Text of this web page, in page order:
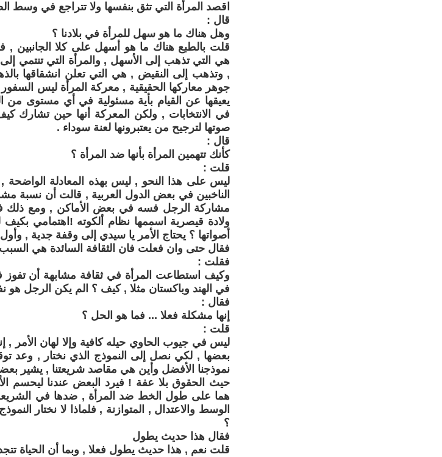
اقصد المرأة التي تثق بنفسها ولا تتراجع في وسط
قال :
وهل هناك ما هو سهل للمرأة في بلادنا ؟
قلت بالطبع هناك ما هو أسهل على كلا الجانبين ,
هي التي تذهب إلى الأسهل , والمرأة التي تنتمي
, وتذهب إلى النقيض , هي التي تعلن انشقاقها
جوهر معاركها الحقيقية , معركة المرأة ليس
يعيقها عن القيام بأية مسئولية في أي مستوى من
في الانتخابات , ولكن المعركة أنها حين تشارك
صوتها لترجيح من يعتبرونها لعنة سوداء .
قال :
كأنك تتهمين المرأة بأنها ضد المرأة ؟
قلت :
ليس على هذا النحو , ليس بهذه المعادلة
الناخبين في بعض الدول العربية , قالت أن نسبة
مشاركة الرجل فسه في بعض الأماكن , ومع ذلك
ولادة قيصرية اسممها نظام ألكوته !اهتمامي
أصواتها ؟ يحتاج الأمر يا سيدي إلى وقفة جدية ,
فقال حتى وان فعلت فان الثقافة السائدة هي
فقلت :
وكيف استطاعت المرأة في ثقافة مشابهة أن تفوز
في الهند وباكستان مثلا , كيف ؟ الم يكن الرجل هو
فقال :
إنها مشكلة فعلا ... فما هو الحل ؟
قلت :
ليس في جيوب الحاوي حيله كافية وإلا لهان الأمر
بعضها , لكي نصل إلى النموذج الذي نختار , وعد
نموذجنا الأفضل وأين هي مقاصد شريعتنا , يشير
حيث الحقوق بلا عفة ! فيرد البعض عندنا ليحسم
هما على طول الخط ضد المرأة , ضدها في الشريعة ,
الوسط والاعتدال , المتوازنة , فلماذا لا نختار
؟
فقال هذا حديث يطول
قلت نعم , هذا حديث يطول فعلا , وبما أن الحياة